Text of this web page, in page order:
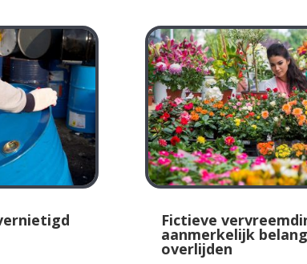
Fictieve
aanmerkelijk
overlijden